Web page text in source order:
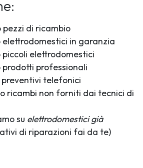
pezzi di ricambio
elettrodomestici in garanzia
elettrodomestici
professionali
telefonici
ricambi non forniti dai tecnici di
su elettrodomestici già
di riparazioni fai da te)